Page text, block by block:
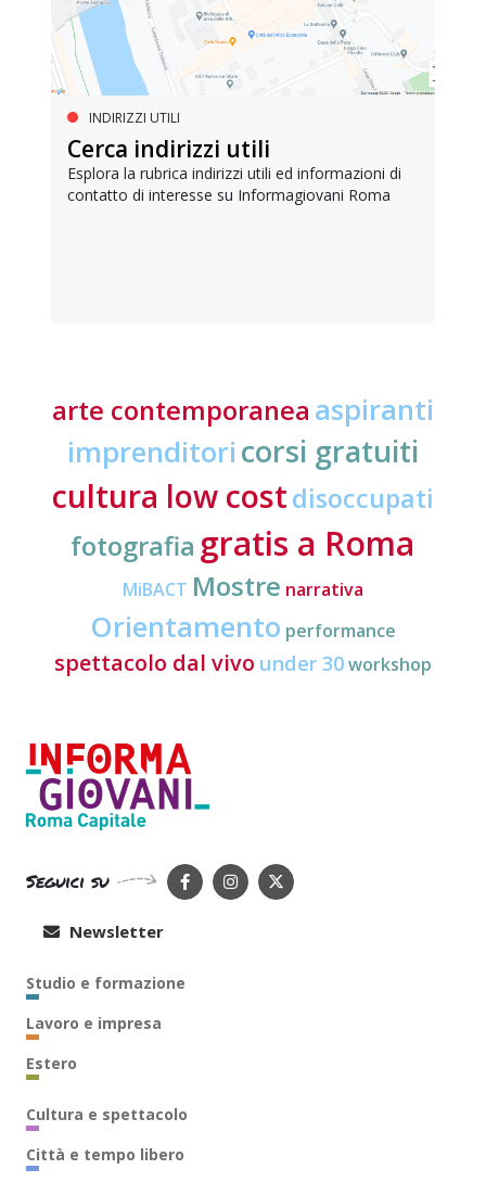
INDIRIZZI UTILI
Cerca indirizzi utili
Esplora la rubrica indirizzi utili ed informazioni di
contatto di interesse su Informagiovani Roma
arte contemporanea aspiranti
imprenditori corsi gratuiti
cultura low costdisoccupati
fotografia gratis a Roma
MiBACT Mostre narrativa
Orientamento performance
spettacolo dal vivo under 30workshop
Seguici su
Newsletter
Studio e formazione
Lavoro e impresa
Estero
Cultura e spettacolo
Città e tempo libero